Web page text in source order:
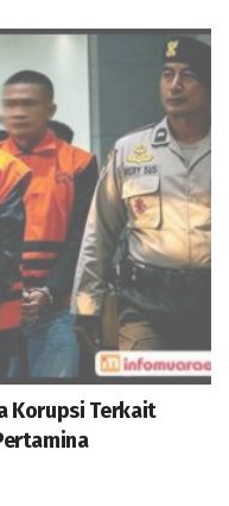
Korupsi Terkait